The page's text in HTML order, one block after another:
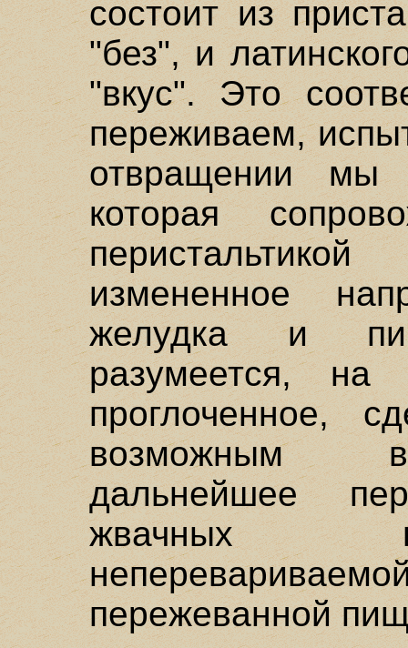
состоит из
"без", и
"вкус". Это
переживаем,
отвращении мы
которая
измененное
желудка и
разумеется, на
проглоченное,
возможным
дальнейшее
жвачных
пережеванной